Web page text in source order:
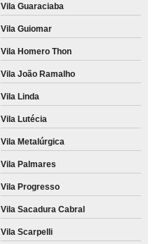
Vila Guaraciaba
Vila Guiomar
Vila Homero Thon
Vila João Ramalho
Vila Linda
Vila Lutécia
Vila Metalúrgica
Vila Palmares
Vila Progresso
Vila Sacadura Cabral
Vila Scarpelli